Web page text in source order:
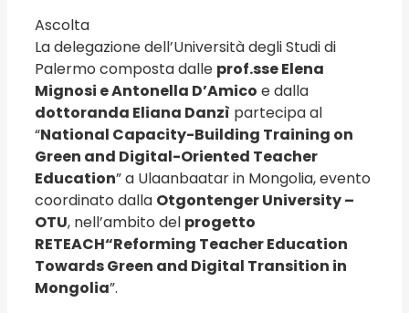
Ascolta
La delegazione dell’Università degli Studi di
Palermo composta dalle prof.sse Elena
Mignosi e Antonella D’Amico e dalla
dottoranda Eliana Danzì partecipa al
“National Capacity-Building Training on
Green and Digital-Oriented Teacher
Education” a Ulaanbaatar in Mongolia, evento
coordinato dalla Otgontenger University –
OTU, nell’ambito del progetto
RETEACH“Reforming Teacher Education
Towards Green and Digital Transition in
Mongolia”.